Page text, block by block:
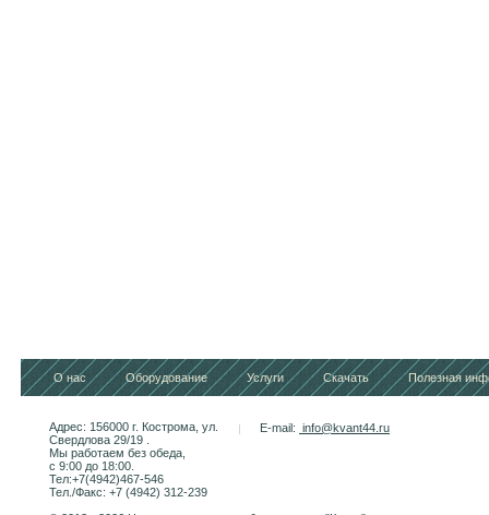
О нас Оборудование Услуги Скачать Полезная
Адрес: 156000 г. Кострома, ул.
Свердлова 29/19 .
Мы работаем без обеда,
с 9:00 до 18:00.
Тел:+7(4942)467-546
Тел./Факс: +7 (4942) 312-239
E-mail: info@kvant44.ru